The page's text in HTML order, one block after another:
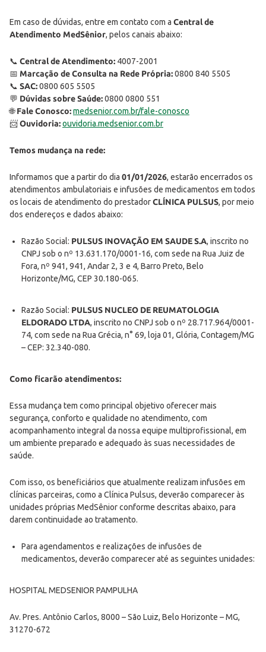
Em caso de dúvidas, entre em contato com a Central de
Atendimento MedSênior, pelos canais abaixo:
📞 Central de Atendimento: 4007-2001
📅 Marcação de Consulta na Rede Própria:0800 840 5505
📞 SAC:0800 605 5505
💬 Dúvidas sobre Saúde:0800 0800 551
🌐Fale Conosco:medsenior.com.br/fale-conosco
📨Ouvidoria:ouvidoria.medsenior.com.br
Temos mudança na rede:
Informamos que a partir do dia 01/01/2026, estarão encerrados os
atendimentos ambulatoriais e infusões de medicamentos em todos
os locais de atendimento do prestadorCLÍNICA PULSUS, por meio
dos endereços e dados abaixo:
Razão Social: PULSUS INOVAÇÃO EM SAUDE S.A, inscrito no
CNPJ sob o nº 13.631.170/0001-16, com sede na Rua Juiz de
Fora, nº 941, 941, Andar 2, 3 e 4, Barro Preto, Belo
Horizonte/MG, CEP 30.180-065.
Razão Social: PULSUS NUCLEO DE REUMATOLOGIA
ELDORADO LTDA, inscrito no CNPJ sob o nº 28.717.964/0001-
74, com sede na Rua Grécia, n° 69, loja 01, Glória, Contagem/MG
– CEP: 32.340-080.
Como ficarão atendimentos:
Essa mudança tem como principal objetivo oferecer mais
segurança, conforto e qualidade no atendimento, com
acompanhamento integral da nossa equipe multiprofissional, em
um ambiente preparado e adequado às suas necessidades de
saúde.
Com isso, os beneficiários que atualmente realizam infusões em
clínicas parceiras, como a Clínica Pulsus, deverão comparecer às
unidades próprias MedSênior conforme descritas abaixo, para
darem continuidade ao tratamento.
Para agendamentos e realizações de infusões de
medicamentos, deverão comparecer até as seguintes unidades:
HOSPITAL MEDSENIOR PAMPULHA
Av. Pres. Antônio Carlos, 8000 – São Luiz, Belo Horizonte – MG,
31270-672